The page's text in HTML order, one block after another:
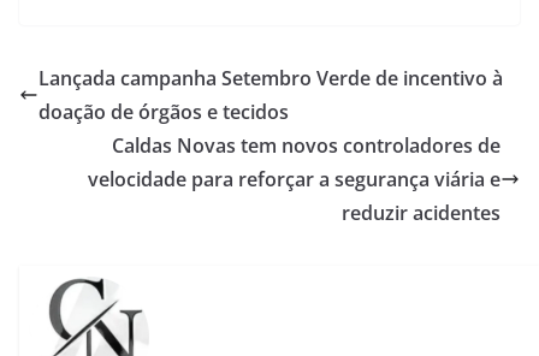
Lançada campanha Setembro Verde de incentivo à
doação de órgãos e tecidos
Caldas Novas tem novos controladores de
velocidade para reforçar a segurança viária e
reduzir acidentes